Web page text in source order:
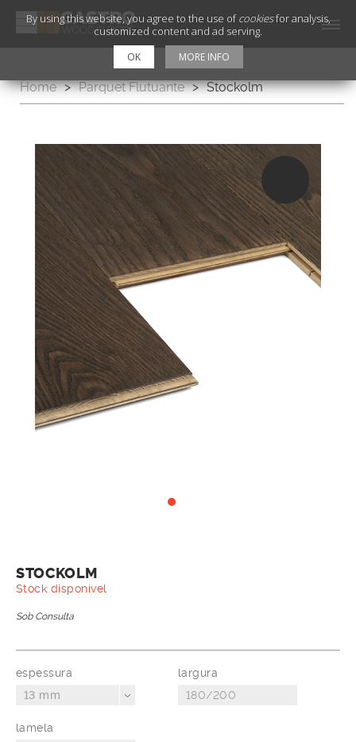
Home > Parquet Flutuante > Stockolm
STOCKOLM
Stock disponível
Sob Consulta
espessura
13 mm
largura
lamela
By using this website, you agree to the use ofcookiesfor analysis,
customized content and ad serving.
OK MORE INFO